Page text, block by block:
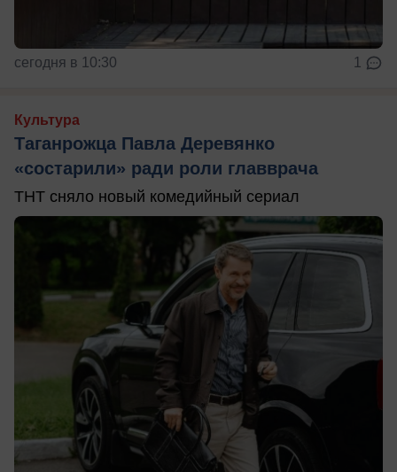
сегодня в 10:30 1
Культура
Таганрожца Павла Деревянко
«состарили» ради роли главврача
ТНТ сняло новый комедийный сериал